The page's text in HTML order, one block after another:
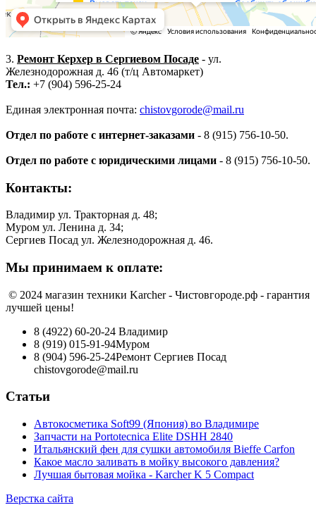
3. Ремонт Керхер в Сергиевом Посаде - ул.
Железнодорожная д. 46 (т/ц Автомаркет)
Тел.: +7 (904) 596-25-24
Единая электронная почта: chistovgorode@mail.ru
Отдел по работе с интернет-заказами - 8 (915) 756-10-50.
Отдел по работе с юридическими лицами - 8 (915) 756-10-50.
Контакты:
Владимир ул. Тракторная д. 48;
Муром ул. Ленина д. 34;
Сергиев Посад ул. Железнодорожная д. 46.
Мы принимаем к оплате:
© 2024 магазин техники Karcher - Чистовгороде.рф - гарантия
лучшей цены!
8 (4922) 60-20-24 Владимир
8 (919) 015-91-94Муром
8 (904) 596-25-24Ремонт Сергиев Посад
chistovgorode@mail.ru
Статьи
Автокосметика Soft99 (Япония) во Владимире
Запчасти на Portotecnica Elite DSHH 2840
Итальянский фен для сушки автомобиля Bieffe Carfon
Какое масло заливать в мойку высокого давления?
Лучшая бытовая мойка - Karcher K 5 Compact
Верстка сайта